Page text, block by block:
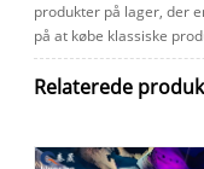
produkter på lager, der
på at købe klassiske
Relaterede